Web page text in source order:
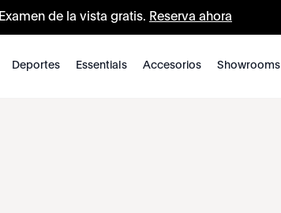
Examen de la vista gratis. Reserva ahora
Deportes Essentials Accesorios Showrooms